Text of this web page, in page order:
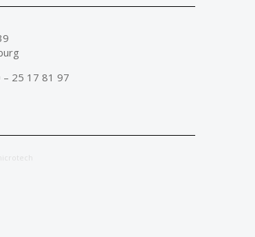
– 25 17 81 97